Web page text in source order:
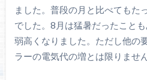
ました。普段の月と比べてもた
でした。8月は猛暑だったこと
弱高くなりました。ただし他の
ラーの電気代の増とは限りません